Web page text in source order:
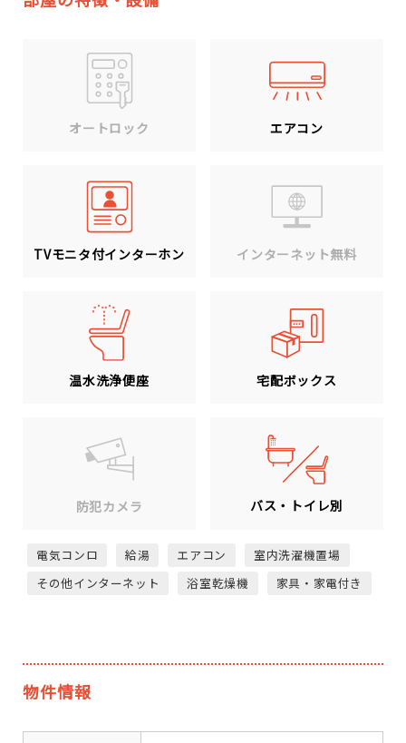
オートロック エアコン
TVモニタ付インターホン インターネット無料
温水洗浄便座 宅配ボックス
防犯カメラ バス・トイレ別
電気コンロ 給湯 エアコン
室内洗濯機置場
その他インターネット
浴室乾燥機 家具・家電付き
物件情報